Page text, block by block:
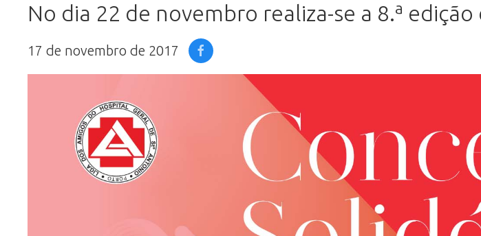
No dia 22 de novembro realiza-se a 8.ª
17 de novembro de 2017